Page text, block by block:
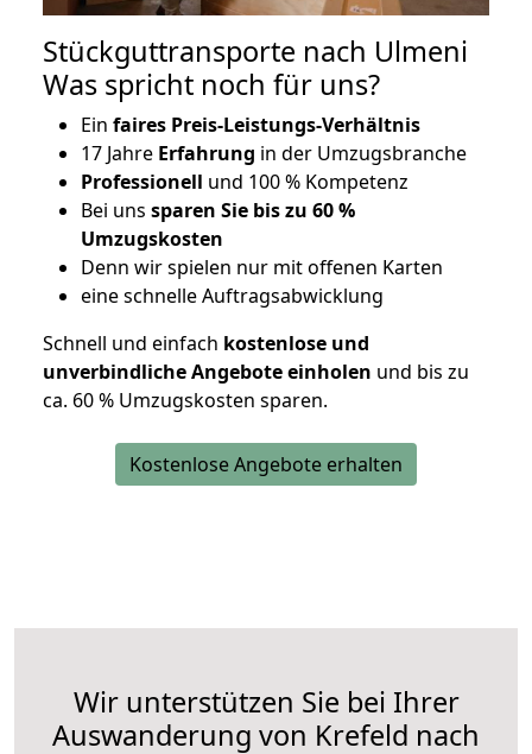
Stückguttransporte nach Ulmeni
Was spricht noch für uns?
Ein faires Preis-Leistungs-Verhältnis
17 Jahre Erfahrung in der Umzugsbranche
Professionell und 100 % Kompetenz
Bei uns sparen Sie bis zu 60 %
Umzugskosten
Denn wir spielen nur mit offenen Karten
eine schnelle Auftragsabwicklung
Schnell und einfach kostenlose und
unverbindliche Angebote einholen und bis zu
ca. 60 % Umzugskosten sparen.
Kostenlose Angebote erhalten
Wir unterstützen Sie bei Ihrer
Auswanderung von Krefeld nach